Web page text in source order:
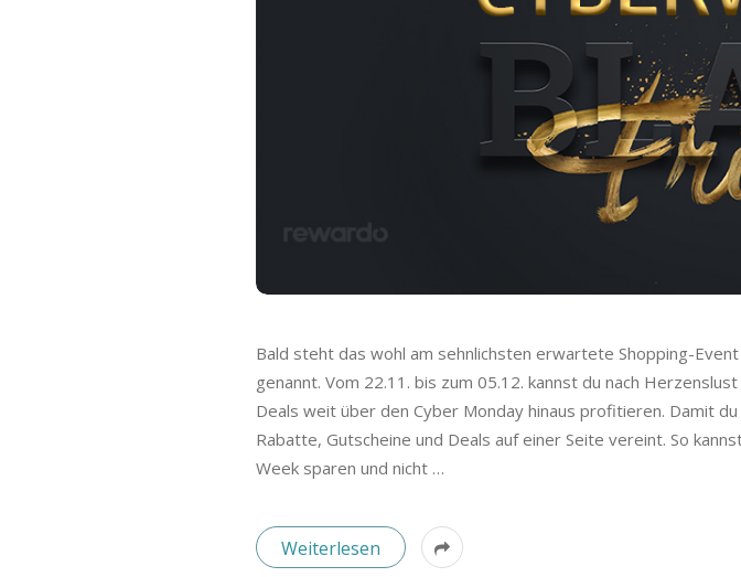
Bald steht das wohl am sehnlichsten erwartete Shopping-
genannt. Vom 22.11. bis zum 05.12. kannst du nach
Deals weit über den Cyber Monday hinaus profitieren. Damit
Rabatte, Gutscheine und Deals auf einer Seite vereint. So
Week sparen und nicht …
Weiterlesen